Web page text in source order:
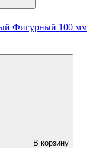
Фигурный 100 мм
В корзину